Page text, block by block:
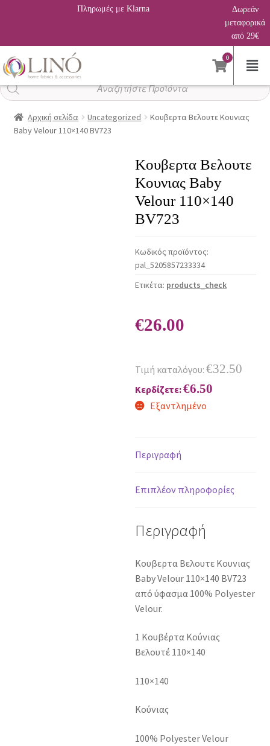
Πληρωμές με Klarna
Δωρεάν
μεταφορικά
από 29€
0
Αναζήτηση
προϊόντων
Αρχική σελίδα Uncategorized
Κουβερτα Βελουτε Κουνιας
Baby Velour 110×140 BV723
Κουβερτα Βελουτε
Κουνιας Baby
Velour 110×140
BV723
Κωδικός προϊόντος:
pal_5205857233334
Ετικέτα: products_check
€26.00
Τιμή καταλόγου: €32.50
Κερδίζετε:€6.50
Εξαντλημένο
Περιγραφή
Επιπλέον πληροφορίες
Περιγραφή
Κουβερτα Βελουτε Κουνιας
Baby Velour 110×140 BV723
από ύφασμα 100% Polyester
Velour.
1 Κουβέρτα Κούνιας
Βελουτέ 110×140
110×140
Κούνιας
100% Polyester Velour